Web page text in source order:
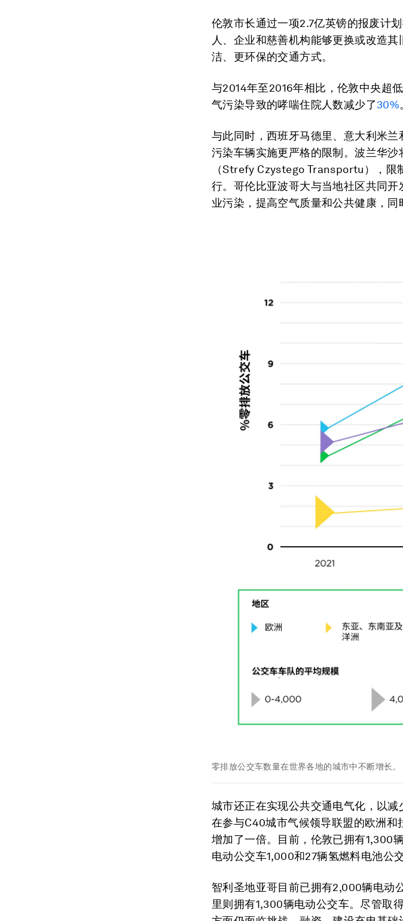
伦敦市长通过一项2.7亿英镑的报废计
人、企业和慈善机构能够更换或改造
洁、更环保的交通方式。
与2014年至2016年相比，伦敦中央超
气污染导致的哮喘住院人数减少了30%
与此同时，西班牙马德里、意大利米
污染车辆实施更严格的限制。波兰华
（Strefy Czystego Transportu），限
行。哥伦比亚波哥大与当地社区共同
业污染，提高空气质量和公共健康，同
零排放公交车数量在世界各地的城市中不断增长。
城市还正在实现公共交通电气化，以减
在参与C40城市气候领导联盟的欧洲
增加了一倍。目前，伦敦已拥有1,300
电动公交车1,000和27辆氢燃料电池公交
智利圣地亚哥目前已拥有2,000辆电动
里则拥有1,300辆电动公交车。尽管取